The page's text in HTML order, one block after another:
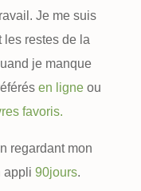
Je me suis
les restes de la
je manque
en ligne ou
favoris.
regardant mon
appli 90jours.